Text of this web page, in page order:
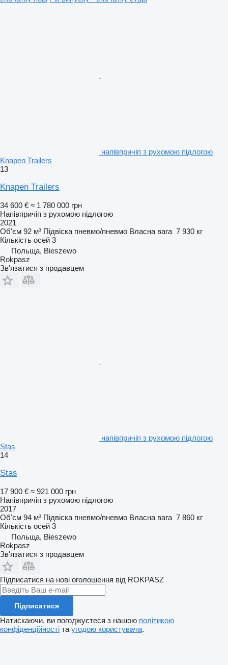
напівпричіп з рухомою підлогою
Knapen Trailers
13
Knapen Trailers
34 600 € ≈ 1 780 000 грн
Напівпричіп з рухомою підлогою
2021
Об'єм 92 м³ Підвіска пневмо/пневмо Власна вага 7 930 кг
Кількість осей 3
Польща, Bieszewo
Rokpasz
Зв'язатися з продавцем
напівпричіп з рухомою підлогою
Stas
14
Stas
17 900 € ≈ 921 000 грн
Напівпричіп з рухомою підлогою
2017
Об'єм 94 м³ Підвіска пневмо/пневмо Власна вага 7 860 кг
Кількість осей 3
Польща, Bieszewo
Rokpasz
Зв'язатися з продавцем
Підписатися на нові оголошення від ROKPASZ
Підписатися
Натискаючи, ви погоджуєтеся з нашою політикою
конфіденційності та угодою користувача.